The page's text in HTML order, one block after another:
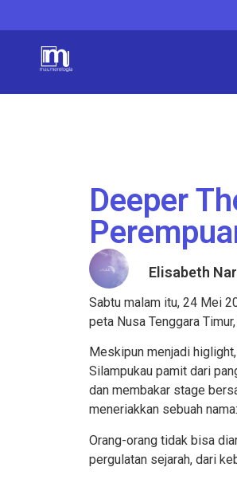
Deeper
Elisabeth
Sabtu malam itu, 24 Mei
peta Nusa Tenggara
Meskipun menjadi hig lig
Silampukau pamit dari
dan membakar stage
meneriakkan sebuah
Orang-orang tidak bisa
pergulatan sejarah, dari